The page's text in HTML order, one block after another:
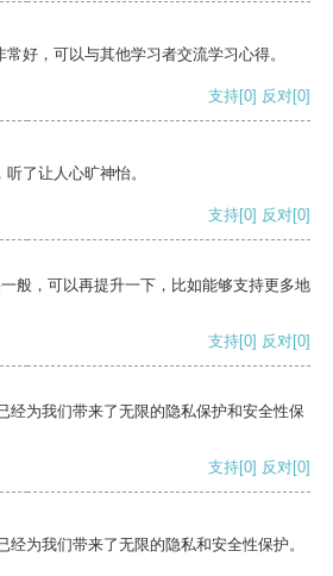
好，可以与其他学习者交流学习心得。
支持[0] 反对[0]
了让人心旷神怡。
支持[0] 反对[0]
般，可以再提升一下，比如能够支持更多地
支持[0] 反对[0]
经为我们带来了无限的隐私保护和安全性保
支持[0] 反对[0]
为我们带来了无限的隐私和安全性保护。